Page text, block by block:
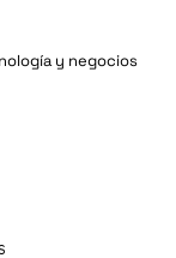
y negocios